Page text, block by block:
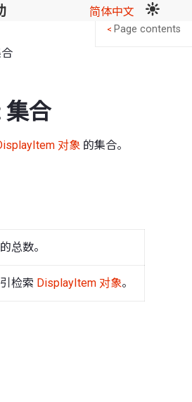
简体中文
集合
对象 的集合。
总数。
检索 DisplayItem 对象。
< Page contents